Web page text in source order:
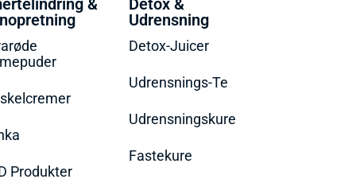
&
Produkter
Detox &
Udrensning
Detox-Juicer
Udrensnings-Te
Udrensningskure
Fastekure